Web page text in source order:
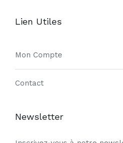
Lien Utiles
Mon Compte
Contact
Newsletter